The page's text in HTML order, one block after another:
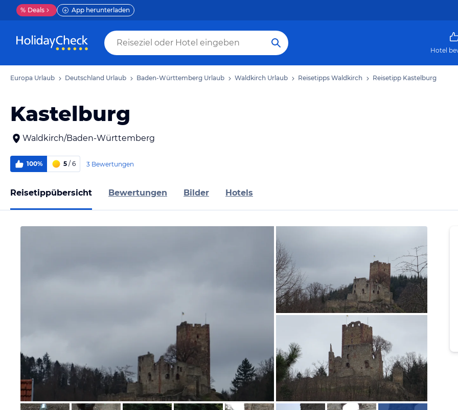
% Deals App herunterladen
Hotel
Europa Urlaub Deutschland Urlaub Baden-Württemberg Urlaub Waldkirch Urlaub Reisetipps Waldkirch Reisetipp Kastelburg
Kastelburg
Waldkirch/Baden-Württemberg
100% 5 / 6 3 Bewertungen
Reisetippübersicht Bewertungen Bilder Hotels
von Claudia